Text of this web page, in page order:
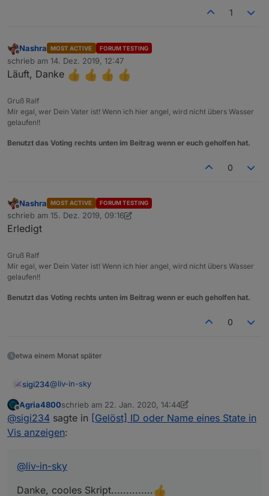
sortArr.sort(function (alpha,
if (alpha[0].toUpperCase() >
                 return -11;
else {      htmlString=htmlString+ "<td>"     +
createState('Netzwerk3.StringHTML',
setStateDelayed('Netzwerk3.StringHTML',
1
Offline
Nashra MOST ACTIVE FORUM TESTING
schrieb am 14. Dez. 2019, 12:47
zuletzt editiert von
Läuft, Danke
Gruß Ralf
Mir egal, wer Dein Vater ist! Wenn ich hier angel, wird nicht übers Wasser
gelaufen!!
Benutzt das Voting rechts unten im Beitrag wenn er euch geholfen hat.
0
Offline
Nashra MOST ACTIVE FORUM TESTING
schrieb am 15. Dez. 2019, 09:16
zuletzt editiert von Nashra
Erledigt
Gruß Ralf
Mir egal, wer Dein Vater ist! Wenn ich hier angel, wird nicht übers Wasser
gelaufen!!
Benutzt das Voting rechts unten im Beitrag wenn er euch geholfen hat.
0
etwa einem Monat später
sigi234@liv-in-sky
Danke, cooles Skript..............
Offline
Agria4800schrieb am 22. Jan. 2020, 14:44
zuletzt editiert von Agria4800
@sigi234 sagte in [Gelöst] ID oder Name eines State in
Vis anzeigen:
@liv-in-sky
Danke, cooles Skript..............